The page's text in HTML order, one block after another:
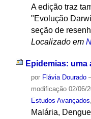
A edição traz
"Evolução
seção de
Localizado em
Epidemias:
por Flávia Dourado
modificação02/06/
Estudos Avançados,
Malária,